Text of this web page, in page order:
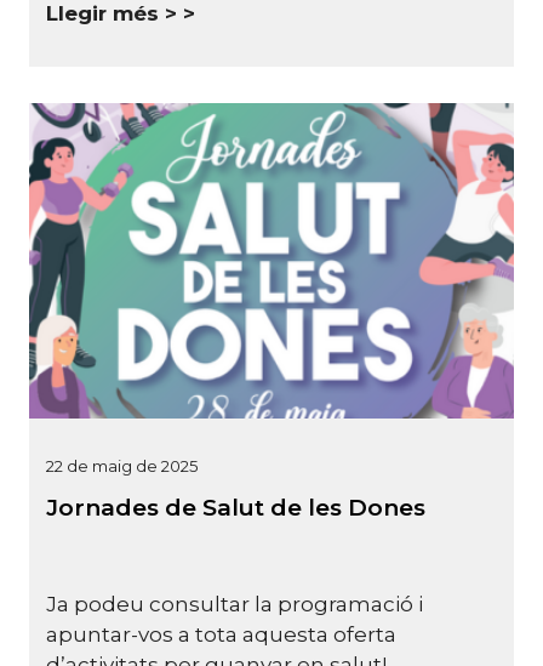
Llegir més >
22 de maig de 2025
Jornades de Salut de les Dones
Ja podeu consultar la programació i
apuntar-vos a tota aquesta oferta